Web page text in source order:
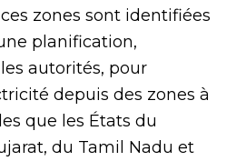
zones sont identifiées
planification,
autorités, pour
depuis des zones à
que les États du
du Tamil Nadu et